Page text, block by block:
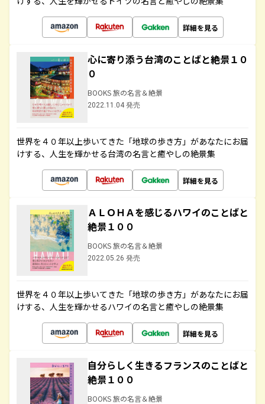
詳細を見る
心に寄り添う台湾のことばと絶景１０
０
BOOKS 旅の名言＆絶景
2022.11.04 発売
世界を４０年以上歩いてきた「地球の歩き方」があなたにお届
けする、人生を輝かせる台湾の名言と癒やしの絶景集
詳細を見る
ＡＬＯＨＡを感じるハワイのことばと
絶景１００
BOOKS 旅の名言＆絶景
2022.05.26 発売
世界を４０年以上歩いてきた「地球の歩き方」があなたにお届
けする、人生を輝かせるハワイの名言と癒やしの絶景集
詳細を見る
自分らしく生きるフランスのことばと
絶景１００
BOOKS 旅の名言＆絶景